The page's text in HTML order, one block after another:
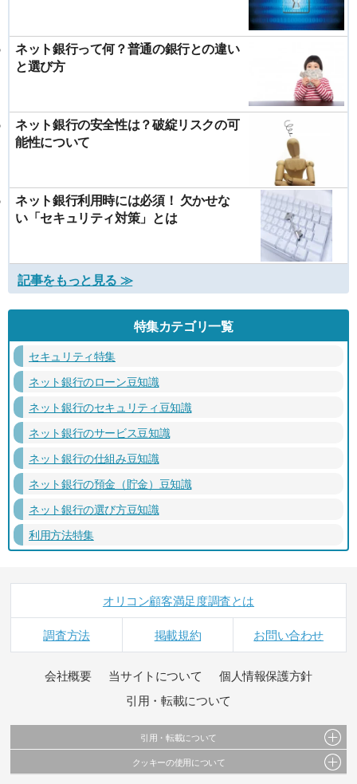
ネット銀行って何？普通の銀行との違い
と選び方
ネット銀行の安全性は？破綻リスクの可
能性について
ネット銀行利用時には必須！ 欠かせな
い「セキュリティ対策」とは
記事をもっと見る ≫
特集カテゴリ一覧
セキュリティ特集
ネット銀行のローン豆知識
ネット銀行のセキュリティ豆知識
ネット銀行のサービス豆知識
ネット銀行の仕組み豆知識
ネット銀行の預金（貯金）豆知識
ネット銀行の選び方豆知識
利用方法特集
オリコン顧客満足度調査とは
調査方法 掲載規約 お問い合わせ
会社概要 当サイトについて
個人情報保護方針
引用・転載について
引用・転載について
当サイトで公開されている情報（文字、写真、イラスト、画像データ等）及びこれらの配
クッキーの使用について